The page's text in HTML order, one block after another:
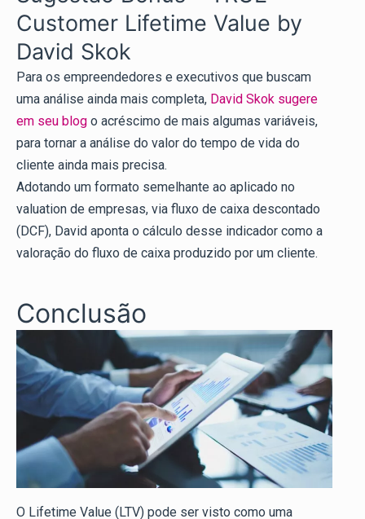
Customer Lifetime Value by
David Skok
Para os empreendedores e executivos que buscam
uma análise ainda mais completa, David Skok sugere
em seu blog o acréscimo de mais algumas variáveis,
para tornar a análise do valor do tempo de vida do
cliente ainda mais precisa.
Adotando um formato semelhante ao aplicado no
valuation de empresas, via fluxo de caixa descontado
(DCF), David aponta o cálculo desse indicador como a
valoração do fluxo de caixa produzido por um cliente.
Conclusão
O Lifetime Value (LTV) pode ser visto como uma